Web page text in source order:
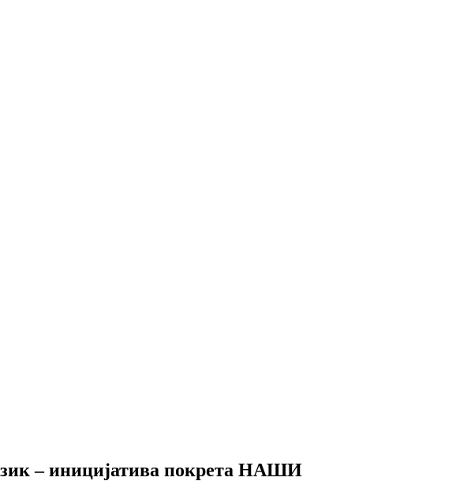
– иницијатива покрета НАШИ